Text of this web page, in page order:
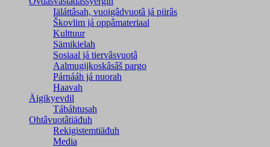
Iäláttâsah, vuoigâdvuotâ já piirâs
Škovlim já oppâmateriaal
Kulttuur
Sämikielah
Sosiaal já tiervâsvuotâ
Aalmugijkoskâsâš pargo
Párnááh já nuorah
Haavah
Äigikyevdil
Tábáhtusah
Ohtâvuotâtiäđuh
Rekigistemtiäđuh
Media